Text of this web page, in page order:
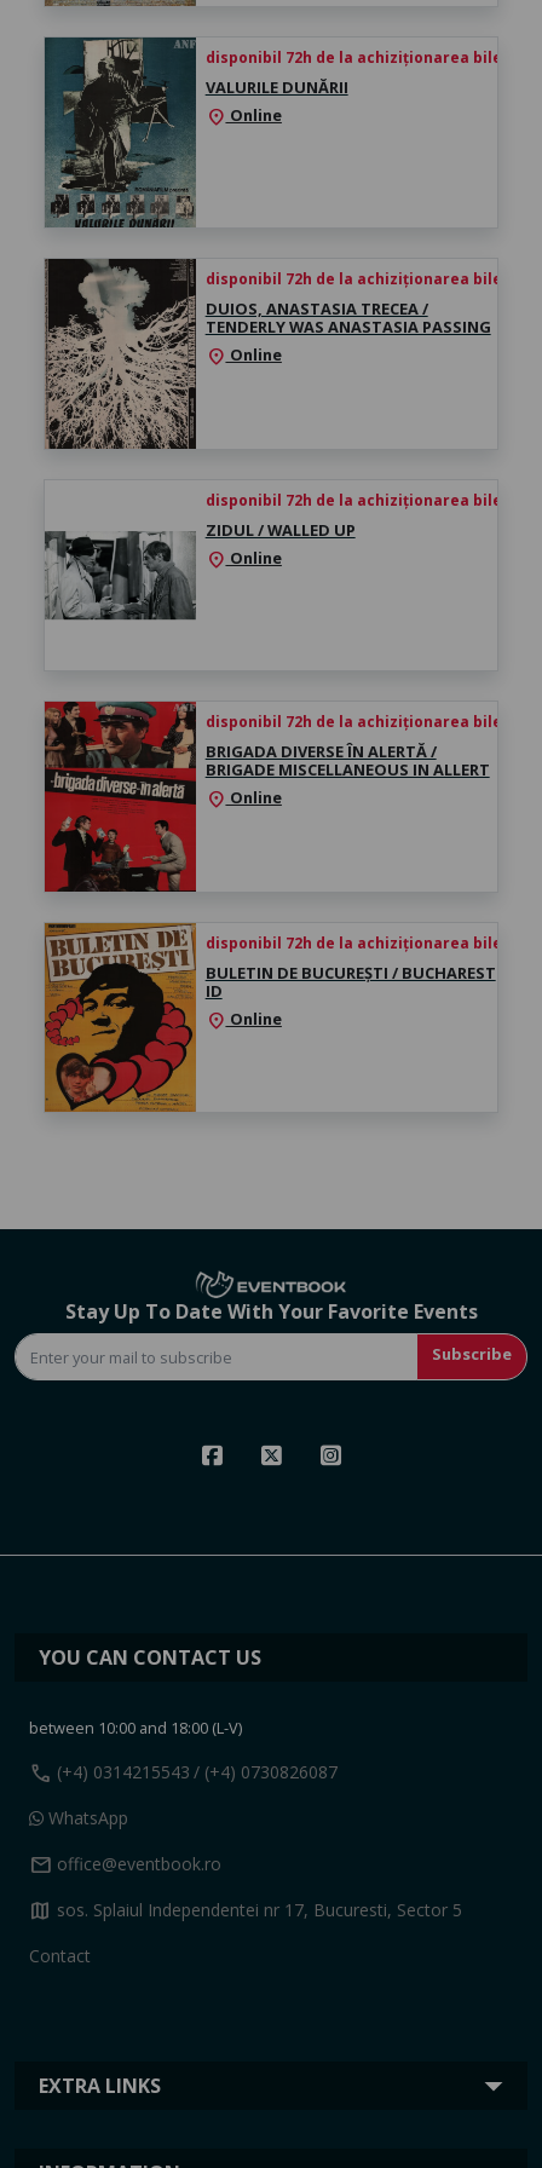
disponibil 72h de la achiziționarea biletului
VALURILE DUNĂRII
location_on Online
disponibil 72h de la achiziționarea biletului
DUIOS, ANASTASIA TRECEA /
TENDERLY WAS ANASTASIA PASSING
location_on Online
disponibil 72h de la achiziționarea biletului
ZIDUL / WALLED UP
location_on Online
disponibil 72h de la achiziționarea biletului
BRIGADA DIVERSE ÎN ALERTĂ /
BRIGADE MISCELLANEOUS IN ALLERT
location_on Online
disponibil 72h de la achiziționarea biletului
BULETIN DE BUCUREȘTI / BUCHAREST
ID
location_on Online
Stay Up To Date With Your Favorite Events
Subscribe
EXTRA LINKS
YOU CAN CONTACT US
between 10:00 and 18:00 (L-V)
call (+4) 0314215543 / (+4) 0730826087
WhatsApp
mail office@eventbook.ro
map sos. Splaiul Independentei nr 17, Bucuresti, Sector 5
Contact